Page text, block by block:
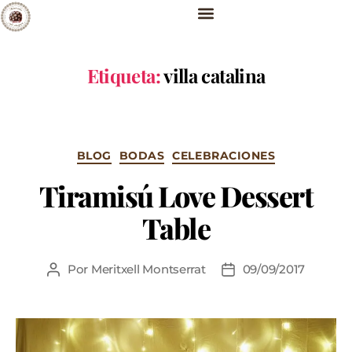
Etiqueta:villa catalina
BLOG BODAS CELEBRACIONES
Tiramisú Love Dessert
Table
Por Meritxell Montserrat 09/09/2017